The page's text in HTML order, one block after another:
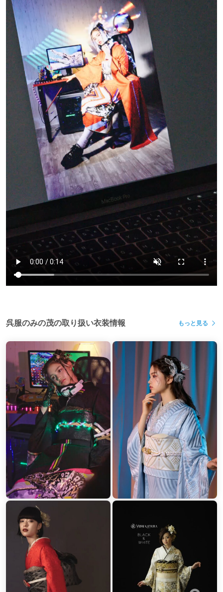
取扱振袖の圧倒的商品力
みの茂はどの振袖グループにもあえて属していない、全国でも有数
の振袖メーカー特約専門店です。
常に全国各地のあらゆる振袖メーカーより、最新振袖が直接入荷す
るため、どこよりも「豊富なラインナップ」でしかもどこよりも
「お値打ち価格」にご用意させていただけることをお約束いたしま
す。
呉服のみの茂の取り扱い衣装情報 もっと見る